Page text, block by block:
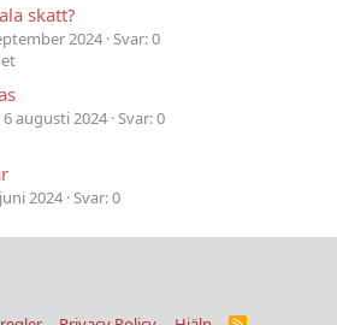
skatt?
2024 Svar: 0
6 augusti 2024 Svar: 0
2024 Svar: 0